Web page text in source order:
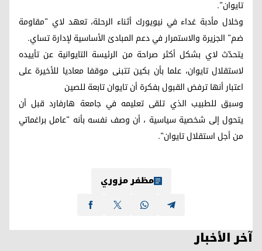
تايوان".
وخلال مأدبة غداء في نيويورك أثناء الرحلة، تعهد لاي "مقاومة
ضم" الجزيرة والاستمرار في دعم المبادئ الأساسية لإدارة تساي.
يتحدّث لاي بشكل أكثر صراحة من الرئيسة التايوانية عن تأييده
لاستقلال تايوان، علما بأن بكين تتبنى موقفا معاديا للأخيرة على
اعتبار أنها ترفض القبول بفكرة أن تايوان تابعة للصين
وسبق للطبيب الذي تلقى تعليمه في جامعة هارفارد قبل أن
يتحول إلى شخصية سياسية ، أن وصف نفسه بأنه "عامل براغماتي
من أجل استقلال تايوان".
مظفر مزوري
آخر الأخبار